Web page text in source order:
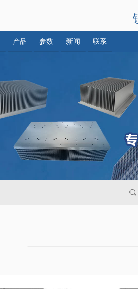
产品 参数 新闻 联系